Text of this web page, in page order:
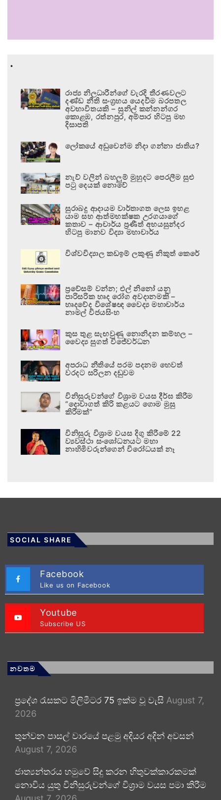
.
රාජ්‍ය නිලධාරීන්ගේ වැරදි තීරණවලට
දණ්ඩ නීති සංග්‍රහය යෙදවීම බරපතල
අවභාවිතයකි – සුනිල් කන්නන්ගර
කොළඹ, රත්නපුර, අම්පාර හිටපු මහ
දිසාපති
ලෝකයේ අඩුවෙන්ම නිදා ගන්නා ජාතිය?
නැව් වලින් බහලුම් මුහුදට පෙරලීම සුළු
පටු දෙයක් නොවේ
සුරාබදු ආදායම වාර්තාගත ලෙස ඉහළ
යාම සහ ආත්මභක්ෂක උරගයාගේ
කතාව – ආචාර්ය ප්‍රණීත් අභයසුන්දර
හිටපු මානව විද්‍යා මහාචාර්ය
විශ්වවිද්‍යාල කඩඉම් ලකුණු නිකුත් කෙරේ
ප්‍රවේසම් වන්න; එල් නිනෝ යනු
පාරිසරික හෘද රෝග අවදානමකි –
හෘදවේද විශේෂඥ වෛද්‍ය මහාචාර්ය
නාමල් විජයසිංහ
කුස තුළ සැඟවුණු නොනිදන කම්හල –
වෛද්‍ය සුගත් විජේවර්ධන
අපරාධ නීතියේ පරම පදනම හෙවත්
වරදට සරිලන දඬුවම
විනිසුරුවන්ගේ විශ්‍රාම වයස දීර්ඝ කිරීම
“දොවාගත් කිරි කළයට ගොම මුසු
කිරීමක්”
විනිසුරු විශ්‍රාම වයස දිගු කිරීමේ 22
ව්‍යවස්ථා සංශෝධනයට මහා
නාහිමිවරුන්ගෙන් විරෝධයක් නෑ
SOCIAL SHARE
Facebook
Like us on Facebook
Youtube
Subscribe US
නවතම
ප්‍රදේශ රැසකට මිලිමීටර 75 ඉක්ම වූ වැසි August 7,
2026
තුන්වන පාසල් වාරයේ පළමු අදියර අදින් අවසන්
August 7, 2026
ජාත්‍යන්තරය හමුවේ සිදු කරන හිතුවක්කාරකමක්
නොවිය යුතු විනිසුරුවන්ගේ විශ්‍රාම වයස පමා කිරීම